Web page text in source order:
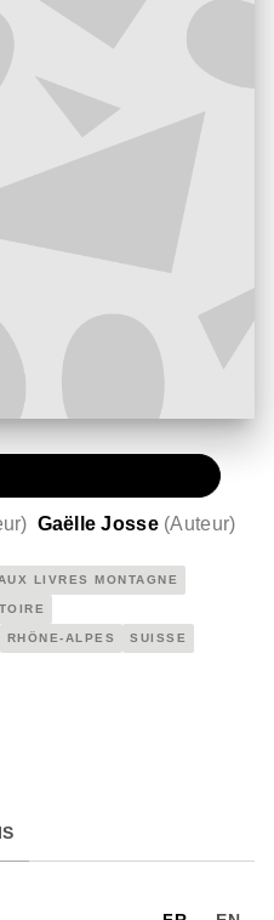
) Gaëlle Josse (Auteur)
LIVRES MONTAGNE
RHÔNE-ALPES SUISSE